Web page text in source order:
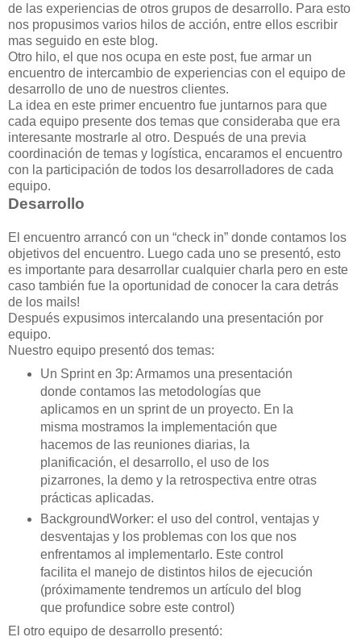
de las experiencias de otros grupos de desarrollo. Para esto
nos propusimos varios hilos de acción, entre ellos escribir
mas seguido en este blog.
Otro hilo, el que nos ocupa en este post, fue armar un
encuentro de intercambio de experiencias con el equipo de
desarrollo de uno de nuestros clientes.
La idea en este primer encuentro fue juntarnos para que
cada equipo presente dos temas que consideraba que era
interesante mostrarle al otro. Después de una previa
coordinación de temas y logística, encaramos el encuentro
con la participación de todos los desarrolladores de cada
equipo.
Desarrollo
El encuentro arrancó con un “check in” donde contamos los
objetivos del encuentro. Luego cada uno se presentó, esto
es importante para desarrollar cualquier charla pero en este
caso también fue la oportunidad de conocer la cara detrás
de los mails!
Después expusimos intercalando una presentación por
equipo.
Nuestro equipo presentó dos temas:
Un Sprint en 3p: Armamos una presentación
donde contamos las metodologías que
aplicamos en un sprint de un proyecto. En la
misma mostramos la implementación que
hacemos de las reuniones diarias, la
planificación, el desarrollo, el uso de los
pizarrones, la demo y la retrospectiva entre otras
prácticas aplicadas.
BackgroundWorker: el uso del control, ventajas y
desventajas y los problemas con los que nos
enfrentamos al implementarlo. Este control
facilita el manejo de distintos hilos de ejecución
(próximamente tendremos un artículo del blog
que profundice sobre este control)
El otro equipo de desarrollo presentó: